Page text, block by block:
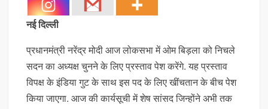
नई दिल्ली
प्रधानमंत्री नरेंद्र मोदी आज लोकसभा में ओम बिड़ला को निचले
सदन का अध्यक्ष चुनने के लिए प्रस्ताव पेश करेंगे. यह प्रस्ताव
विपक्ष के इंडिया गुट के साथ इस पद के लिए खींचतान के बीच पेश
किया जाएगा. आज की कार्यसूची में शेष सांसद जिन्होंने अभी तक